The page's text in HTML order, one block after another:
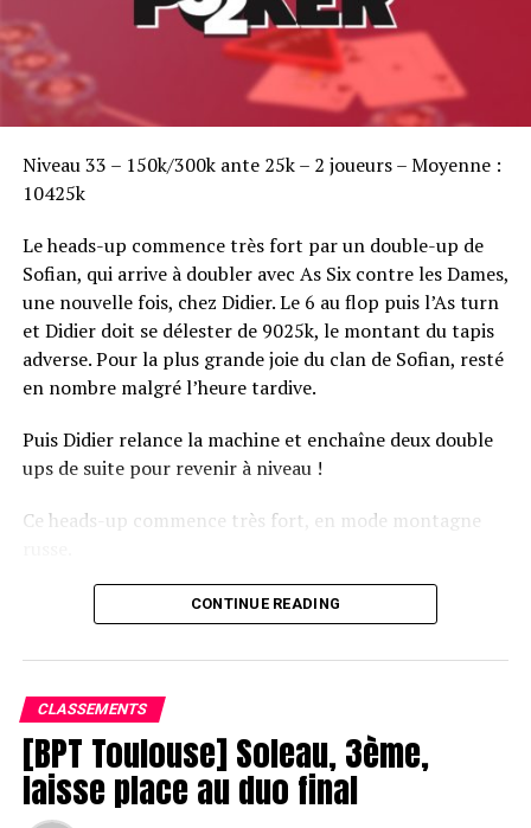
Niveau 33 – 150k/300k ante 25k – 2 joueurs – Moyenne :
10425k
Le heads-up commence très fort par un double-up de
Sofian, qui arrive à doubler avec As Six contre les Dames,
une nouvelle fois, chez Didier. Le 6 au flop puis l’As turn
et Didier doit se délester de 9025k, le montant du tapis
adverse. Pour la plus grande joie du clan de Sofian, resté
en nombre malgré l’heure tardive.
Puis Didier relance la machine et enchaîne deux double
ups de suite pour revenir à niveau !
Ce heads-up commence très fort, en mode montagne
Le champagne va réchauffer si les deux finalistes ne se décident pas !
CONTINUE READING
CLASSEMENTS
[BPT Toulouse] Soleau, 3ème,
laisse place au duo final